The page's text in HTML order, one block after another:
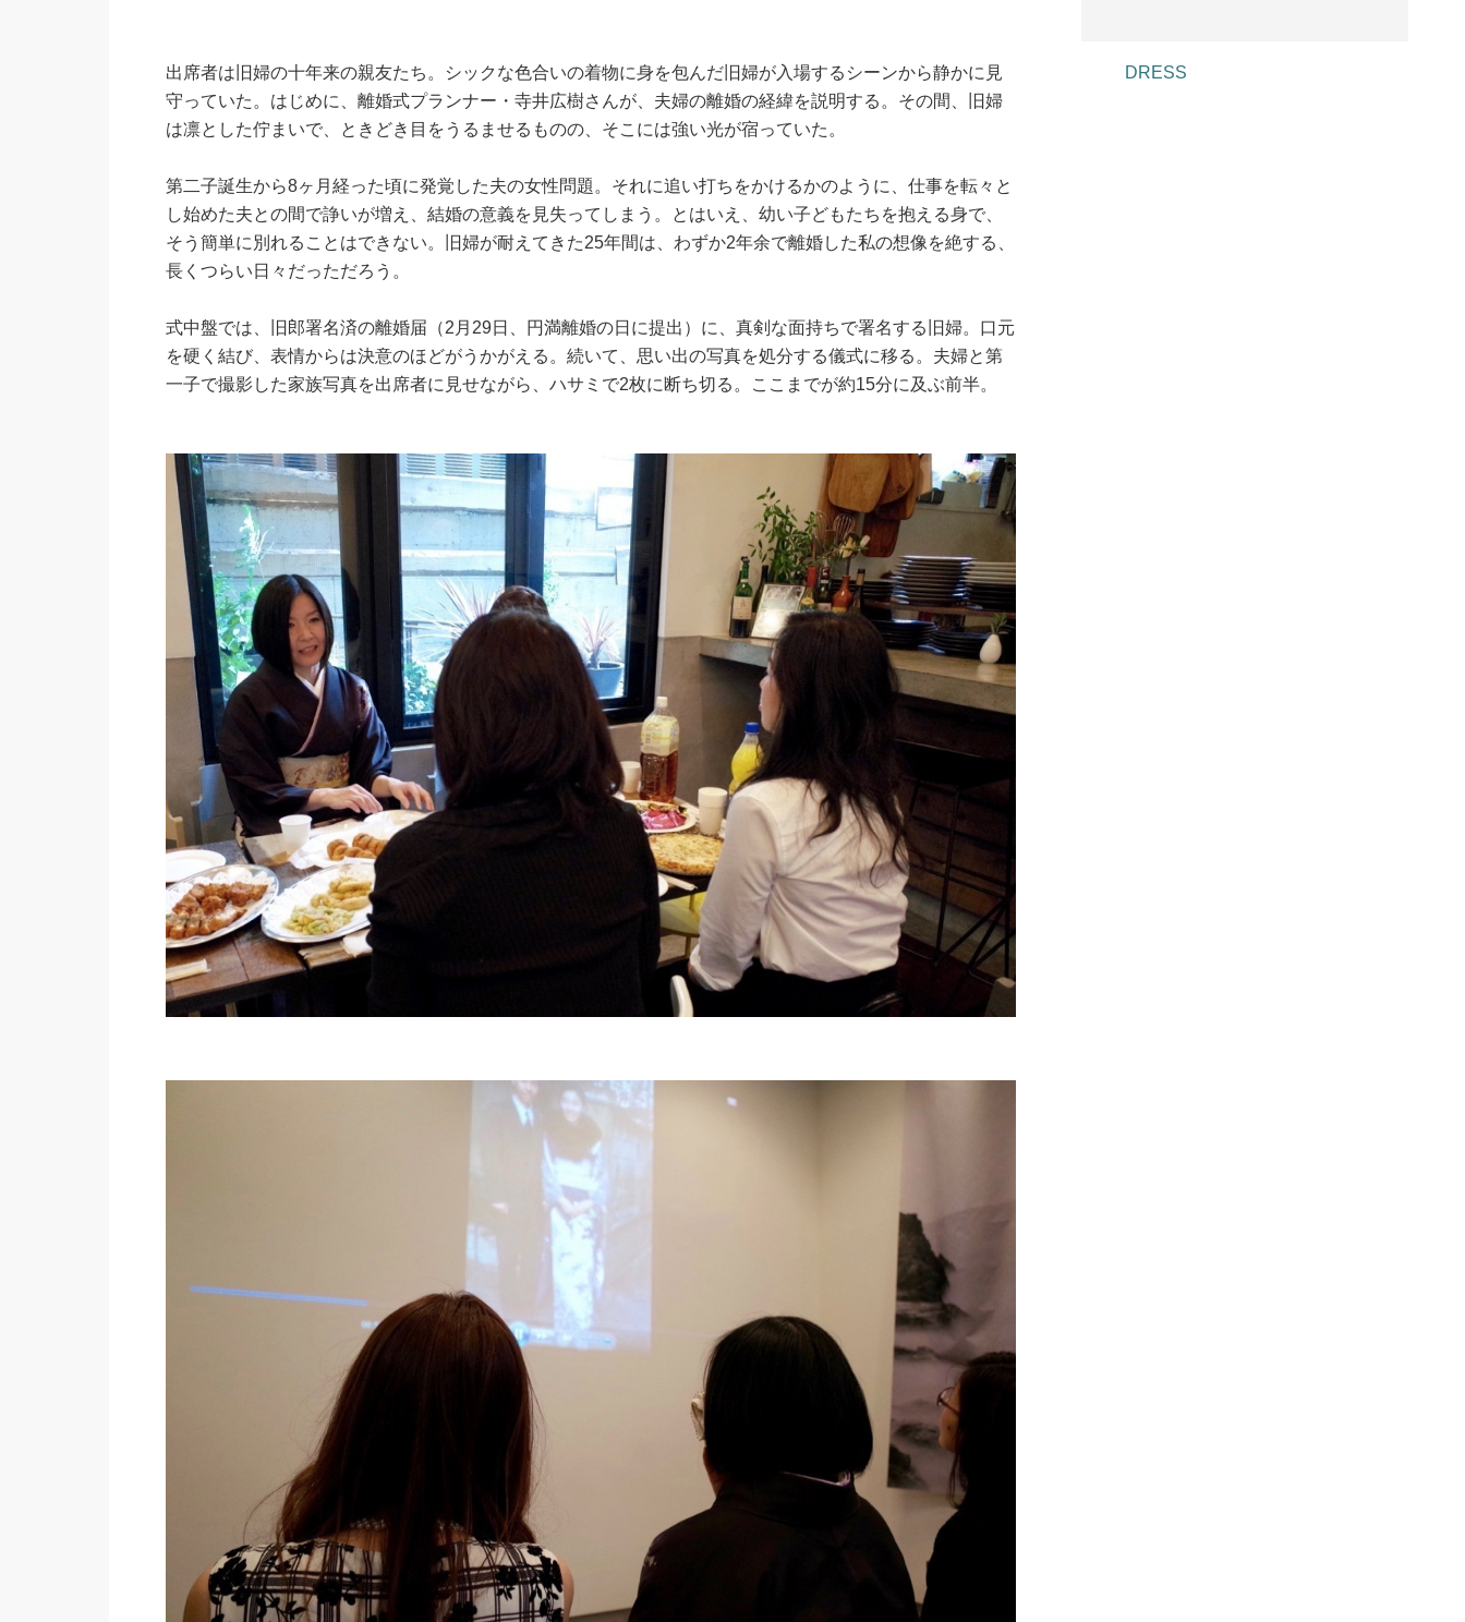
出席者は旧婦の十年来の親友たち。シックな色合いの着物に身を包んだ旧婦が入場するシーンから静かに見
守っていた。はじめに、離婚式プランナー・寺井広樹さんが、夫婦の離婚の経緯を説明する。その間、旧婦
は凛とした佇まいで、ときどき目をうるませるものの、そこには強い光が宿っていた。
第二子誕生から8ヶ月経った頃に発覚した夫の女性問題。それに追い打ちをかけるかのように、仕事を転々と
し始めた夫との間で諍いが増え、結婚の意義を見失ってしまう。とはいえ、幼い子どもたちを抱える身で、
そう簡単に別れることはできない。旧婦が耐えてきた25年間は、わずか2年余で離婚した私の想像を絶する、
長くつらい日々だっただろう。
式中盤では、旧郎署名済の離婚届（2月29日、円満離婚の日に提出）に、真剣な面持ちで署名する旧婦。口元
を硬く結び、表情からは決意のほどがうかがえる。続いて、思い出の写真を処分する儀式に移る。夫婦と第
一子で撮影した家族写真を出席者に見せながら、ハサミで2枚に断ち切る。ここまでが約15分に及ぶ前半。
DRESS